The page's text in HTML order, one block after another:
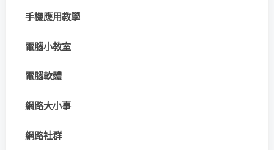
手機應用教學
電腦小教室
電腦軟體
網路大小事
網路社群